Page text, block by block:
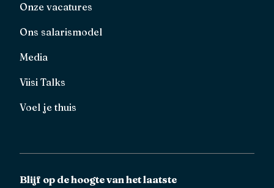
Onze vacatures
Ons salarismodel
Media
Viisi Talks
Voel je thuis
Blijf op de hoogte van het laatste